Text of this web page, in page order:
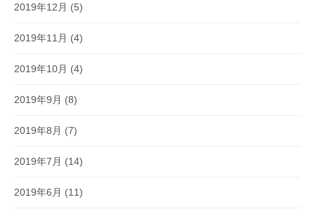
2019年12月 (5)
2019年11月 (4)
2019年10月 (4)
2019年9月 (8)
2019年8月 (7)
2019年7月 (14)
2019年6月 (11)